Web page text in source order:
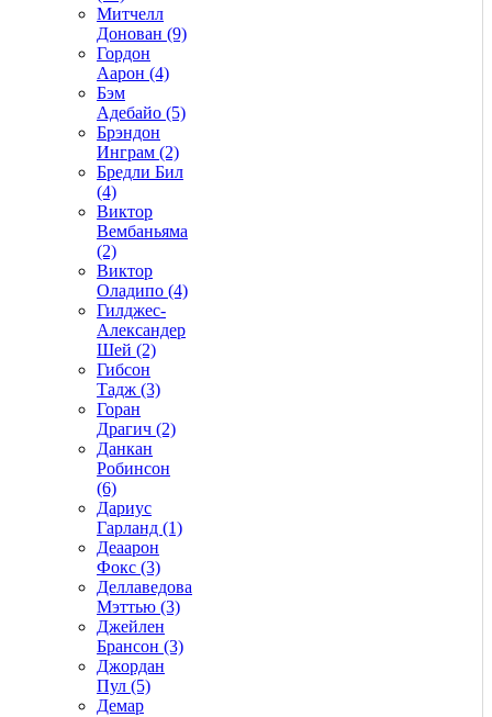
Митчелл
Донован (9)
Гордон
Аарон (4)
Бэм
Адебайо (5)
Брэндон
Инграм (2)
Бредли Бил
(4)
Виктор
Вембаньяма
(2)
Виктор
Оладипо (4)
Гилджес-
Александер
Шей (2)
Гибсон
Тадж (3)
Горан
Драгич (2)
Данкан
Робинсон
(6)
Дариус
Гарланд (1)
Деаарон
Фокс (3)
Деллаведова
Мэттью (3)
Джейлен
Брансон (3)
Джордан
Пул (5)
Демар